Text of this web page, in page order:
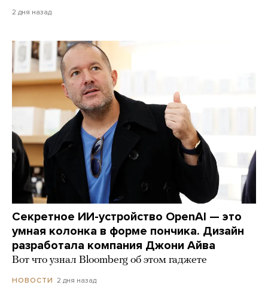
2 дня назад
Секретное ИИ-устройство OpenAI — это
умная колонка в форме пончика. Дизайн
разработала компания Джони Айва
Вот что узнал Bloomberg об этом гаджете
НОВОСТИ 2 дня назад